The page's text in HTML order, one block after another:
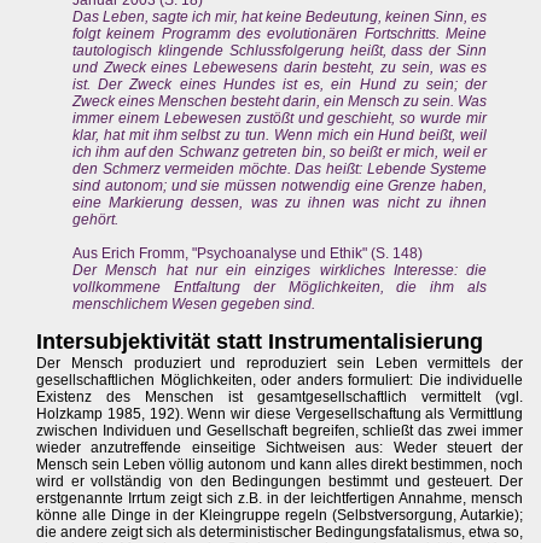
Das Leben, sagte ich mir, hat keine Bedeutung, keinen Sinn, es
folgt keinem Programm des evolutionären Fortschritts. Meine
tautologisch klingende Schlussfolgerung heißt, dass der Sinn
und Zweck eines Lebewesens darin besteht, zu sein, was es
ist. Der Zweck eines Hundes ist es, ein Hund zu sein; der
Zweck eines Menschen besteht darin, ein Mensch zu sein. Was
immer einem Lebewesen zustößt und geschieht, so wurde mir
klar, hat mit ihm selbst zu tun. Wenn mich ein Hund beißt, weil
ich ihm auf den Schwanz getreten bin, so beißt er mich, weil er
den Schmerz vermeiden möchte. Das heißt: Lebende Systeme
sind autonom; und sie müssen notwendig eine Grenze haben,
eine Markierung dessen, was zu ihnen was nicht zu ihnen
gehört.
Aus Erich Fromm, "Psychoanalyse und Ethik" (S. 148)
Der Mensch hat nur ein einziges wirkliches Interesse: die
vollkommene Entfaltung der Möglichkeiten, die ihm als
menschlichem Wesen gegeben sind.
Intersubjektivität statt Instrumentalisierung
Der Mensch produziert und reproduziert sein Leben vermittels der
gesellschaftlichen Möglichkeiten, oder anders formuliert: Die individuelle
Existenz des Menschen ist gesamtgesellschaftlich vermittelt (vgl.
Holzkamp 1985, 192). Wenn wir diese Vergesellschaftung als Vermittlung
zwischen Individuen und Gesellschaft begreifen, schließt das zwei immer
wieder anzutreffende einseitige Sichtweisen aus: Weder steuert der
Mensch sein Leben völlig autonom und kann alles direkt bestimmen, noch
wird er vollständig von den Bedingungen bestimmt und gesteuert. Der
erstgenannte Irrtum zeigt sich z.B. in der leichtfertigen Annahme, mensch
könne alle Dinge in der Kleingruppe regeln (Selbstversorgung, Autarkie);
die andere zeigt sich als deterministischer Bedingungsfatalismus, etwa so,